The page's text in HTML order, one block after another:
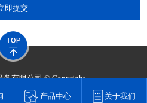
即提交
备有限公司 © Copyright
东莞网站建设​
产品中心 关于我们